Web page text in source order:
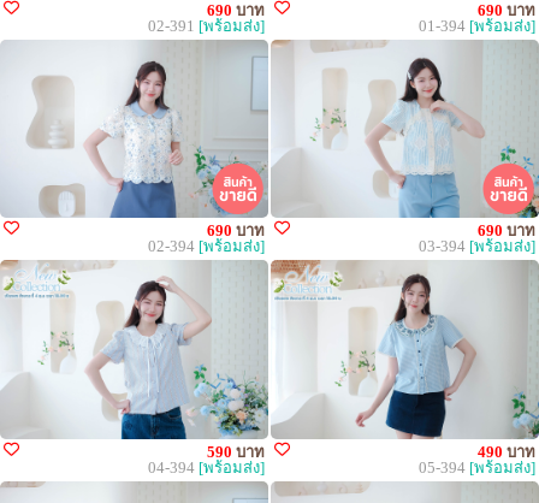
690 บาท
02-391 [พร้อมส่ง]
690 บาท
01-394 [พร้อมส่ง]
690 บาท
02-394 [พร้อมส่ง]
690 บาท
03-394 [พร้อมส่ง]
590 บาท
04-394 [พร้อมส่ง]
490 บาท
05-394 [พร้อมส่ง]